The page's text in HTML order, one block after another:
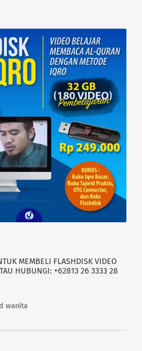
MEMBELI FLASHDISK VIDEO
HUBUNGI: +62813 26 3333 28
wanita